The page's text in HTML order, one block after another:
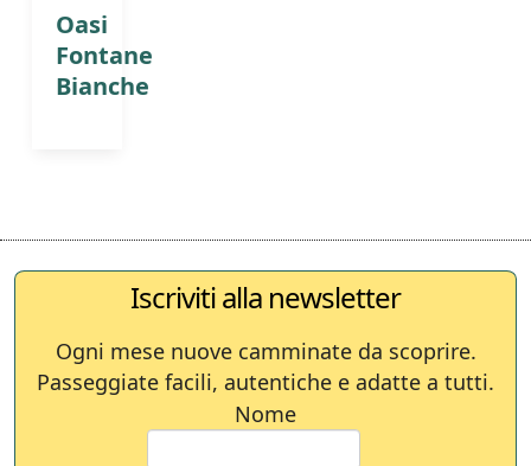
Oasi
Fontane
Bianche
Iscriviti alla newsletter
Ogni mese nuove camminate da scoprire.
Passeggiate facili, autentiche e adatte a tutti.
Nome